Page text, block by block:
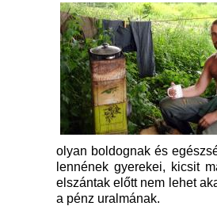
olyan boldognak és
lennének gyerekei, kicsit
elszántak előtt nem lehet
a pénz uralmának.